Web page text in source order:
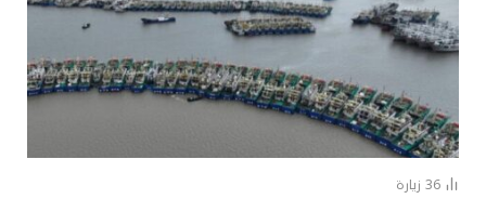
36 زيارة